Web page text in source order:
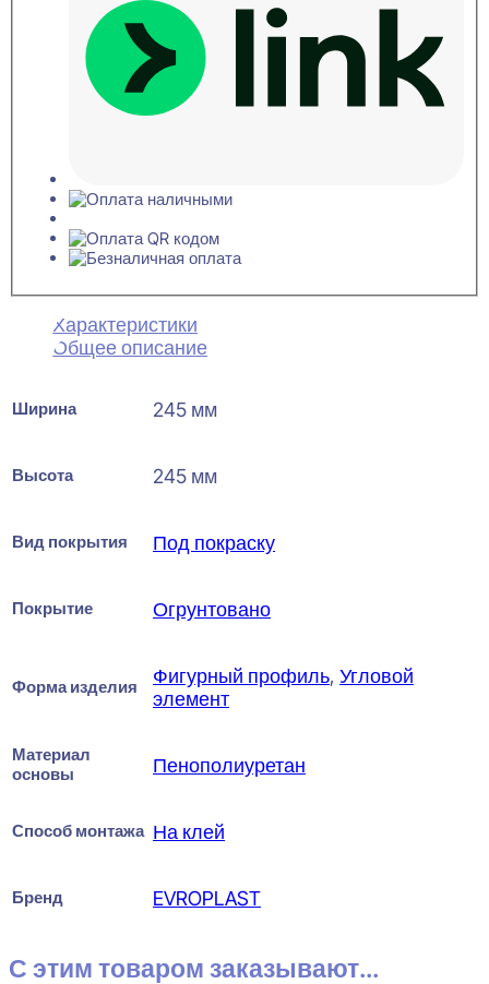
Характеристики
Общее описание
Ширина 245 мм
Высота 245 мм
Вид покрытия Под покраску
Покрытие Огрунтовано
Форма изделия Фигурный профиль, Угловой
элемент
Материал
основы
Пенополиуретан
Способ монтажа На клей
Бренд EVROPLAST
С этим товаром заказывают...